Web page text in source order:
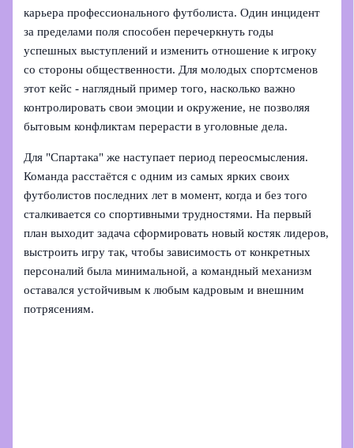
карьера профессионального футболиста. Один инцидент
за пределами поля способен перечеркнуть годы
успешных выступлений и изменить отношение к игроку
со стороны общественности. Для молодых спортсменов
этот кейс - наглядный пример того, насколько важно
контролировать свои эмоции и окружение, не позволяя
бытовым конфликтам перерасти в уголовные дела.
Для "Спартака" же наступает период переосмысления.
Команда расстаётся с одним из самых ярких своих
футболистов последних лет в момент, когда и без того
сталкивается со спортивными трудностями. На первый
план выходит задача сформировать новый костяк лидеров,
выстроить игру так, чтобы зависимость от конкретных
персоналий была минимальной, а командный механизм
оставался устойчивым к любым кадровым и внешним
потрясениям.